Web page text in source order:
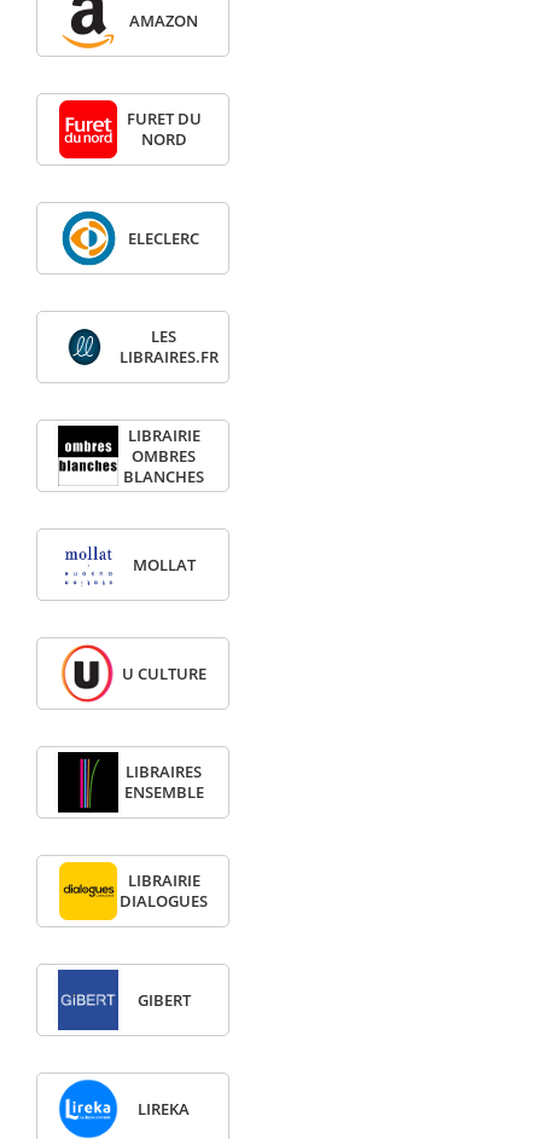
AMAZON
FURET DU
NORD
ELECLERC
LES
LIBRAIRES.FR
LIBRAIRIE
OMBRES
BLANCHES
MOLLAT
U CULTURE
LIBRAIRES
ENSEMBLE
LIBRAIRIE
DIALOGUES
GIBERT
LIREKA